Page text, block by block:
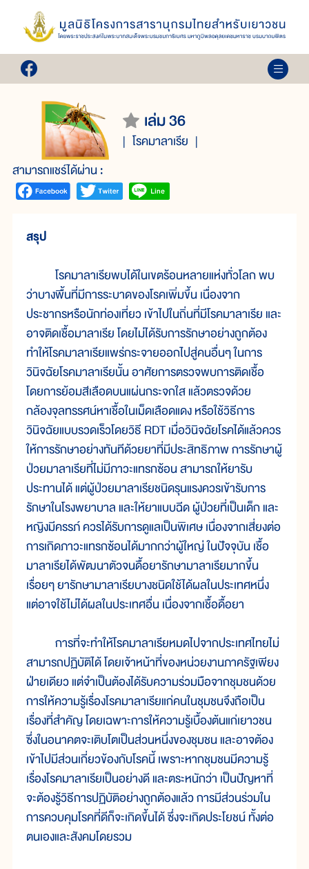
เล่ม 36
โรคมาลาเรีย
สามารถแชร์ได้ผ่าน :
สรุป
โรคมาลาเรียพบได้ในเขตร้อนหลายแห่งทั่วโลก พบ
ว่าบางพื้นที่มีการระบาดของโรคเพิ่มขึ้น เนื่องจาก
ประชากรหรือนักท่องเที่ยว เข้าไปในถิ่นที่มีโรคมาลาเรีย และ
อาจติดเชื้อมาลาเรีย โดยไม่ได้รับการรักษาอย่างถูกต้อง
ทำให้โรคมาลาเรียแพร่กระจายออกไปสู่คนอื่นๆ ในการ
วินิจฉัยโรคมาลาเรียนั้น อาศัยการตรวจพบการติดเชื้อ
โดยการย้อมสีเลือดบนแผ่นกระจกใส แล้วตรวจด้วย
กล้องจุลทรรศน์หาเชื้อในเม็ดเลือดแดง หรือใช้วิธีการ
วินิจฉัยแบบรวดเร็วโดยวิธี RDT เมื่อวินิจฉัยโรคได้แล้วควร
ให้การรักษาอย่างทันทีด้วยยาที่มีประสิทธิภาพ การรักษาผู้
ป่วยมาลาเรียที่ไม่มีภาวะแทรกซ้อน สามารถให้ยารับ
ประทานได้ แต่ผู้ป่วยมาลาเรียชนิดรุนแรงควรเข้ารับการ
รักษาในโรงพยาบาล และให้ยาแบบฉีด ผู้ป่วยที่เป็นเด็ก และ
หญิงมีครรภ์ ควรได้รับการดูแลเป็นพิเศษ เนื่องจากเสี่ยงต่อ
การเกิดภาวะแทรกซ้อนได้มากกว่าผู้ใหญ่ ในปัจจุบัน เชื้อ
มาลาเรียได้พัฒนาตัวจนดื้อยารักษามาลาเรียมากขึ้น
เรื่อยๆ ยารักษามาลาเรียบางชนิดใช้ได้ผลในประเทศหนึ่ง
แต่อาจใช้ไม่ได้ผลในประเทศอื่น เนื่องจากเชื้อดื้อยา
การที่จะทำให้โรคมาลาเรียหมดไปจากประเทศไทยไม่
สามารถปฏิบัติได้ โดยเจ้าหน้าที่ของหน่วยงานภาครัฐเพียง
ฝ่ายเดียว แต่จำเป็นต้องได้รับความร่วมมือจากชุมชนด้วย
การให้ความรู้เรื่องโรคมาลาเรียแก่คนในชุมชนจึงถือเป็น
เรื่องที่สำคัญ โดยเฉพาะการให้ความรู้เบื้องต้นแก่เยาวชน
ซึ่งในอนาคตจะเติบโตเป็นส่วนหนึ่งของชุมชน และอาจต้อง
เข้าไปมีส่วนเกี่ยวข้องกับโรคนี้ เพราะหากชุมชนมีความรู้
เรื่องโรคมาลาเรียเป็นอย่างดี และตระหนักว่า เป็นปัญหาที่
จะต้องรู้วิธีการปฏิบัติอย่างถูกต้องแล้ว การมีส่วนร่วมใน
การควบคุมโรคที่ดีก็จะเกิดขึ้นได้ ซึ่งจะเกิดประโยชน์ ทั้งต่อ
ตนเองและสังคมโดยรวม